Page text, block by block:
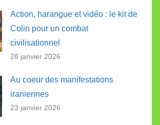
Action, harangue et vidéo : le kit de
Colin pour un combat
civilisationnel
28 janvier 2026
Au coeur des manifestations
iraniennes
23 janvier 2026